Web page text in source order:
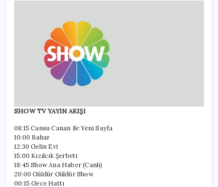
SHOW TV YAYIN AKIŞI
08:15 Cansu Canan ile Yeni Sayfa
10:00 Bahar
12:30 Gelin Evi
15:00 Kızılcık Şerbeti
18:45 Show Ana Haber (Canlı)
20:00 Güldür Güldür Show
00:15 Gece Hattı